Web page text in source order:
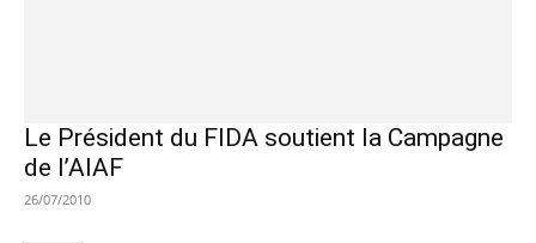
Le Président du FIDA soutient la Campagne
de l’AIAF
26/07/2010